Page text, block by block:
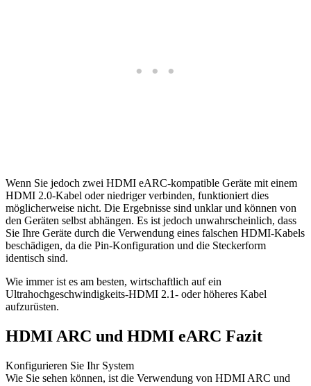
Wenn Sie jedoch zwei HDMI eARC-kompatible Geräte mit einem
HDMI 2.0-Kabel oder niedriger verbinden, funktioniert dies
möglicherweise nicht. Die Ergebnisse sind unklar und können von
den Geräten selbst abhängen. Es ist jedoch unwahrscheinlich, dass
Sie Ihre Geräte durch die Verwendung eines falschen HDMI-Kabels
beschädigen, da die Pin-Konfiguration und die Steckerform
identisch sind.
Wie immer ist es am besten, wirtschaftlich auf ein
Ultrahochgeschwindigkeits-HDMI 2.1- oder höheres Kabel
aufzurüsten.
HDMI ARC und HDMI eARC Fazit
Konfigurieren Sie Ihr System
Wie Sie sehen können, ist die Verwendung von HDMI ARC und